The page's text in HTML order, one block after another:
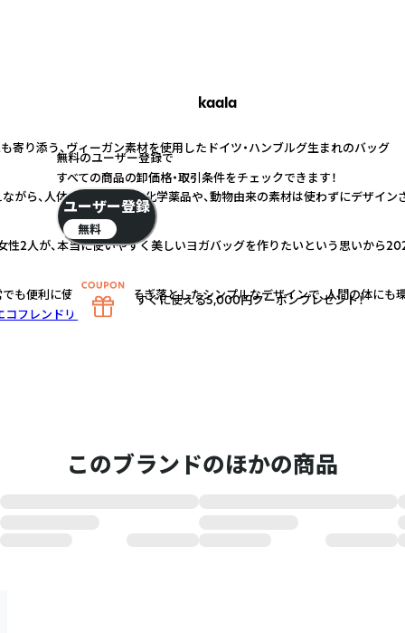
kaala
寄り添う、ヴィーガン素材を使用したドイツ・ハンブルグ生まれのバッグ
がら、人体・環境に有害な化学薬品や、動物由来の素材は使わずにデザイン
2人が、本当に使いやすく美しいヨガバッグを作りたいという思いから
も便利に使える無駄をそぎ落としたシンプルなデザインで、人間の体に
コフレンドリー
このブランドのほかの商品
無料のユーザー登録で
すべての商品の卸価格・取引条件をチェックできます！
ユーザー登録
無料
すぐに使える5,000円クーポンプレゼント！